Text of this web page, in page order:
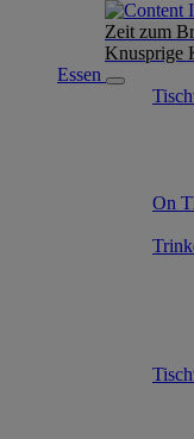
Zeit zum
Knusprige
Essen
On